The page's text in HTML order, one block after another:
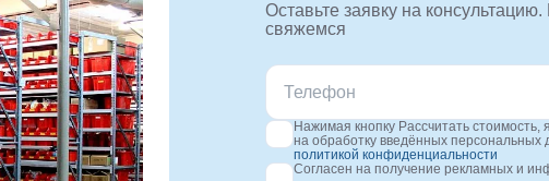
Оставьте заявку на
свяжемся
Нажимая кнопку Рассчитать стоимость,
на обработку введённых персональных
политикой конфиденциальности
Согласен на получение рекламных и